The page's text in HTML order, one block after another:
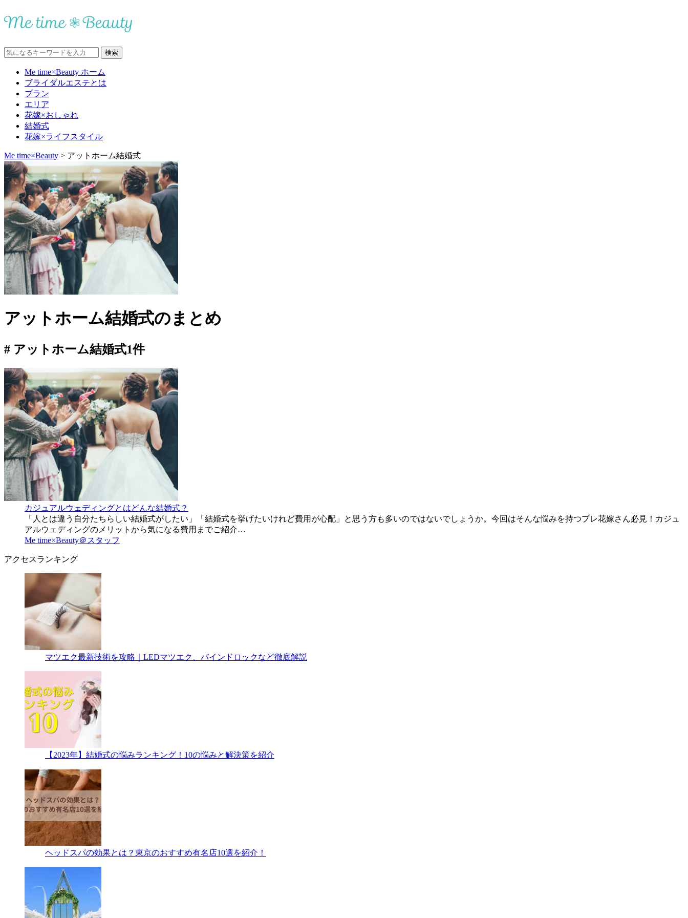
Me time×Beauty ホーム
ブライダルエステとは
プラン
エリア
花嫁×おしゃれ
結婚式
花嫁×ライフスタイル
Me time×Beauty > アットホーム結婚式
アットホーム結婚式のまとめ
# アットホーム結婚式1件
カジュアルウェディングとはどんな結婚式？
「人とは違う自分たちらしい結婚式がしたい」「結婚式を挙げたいけれど費用が心配」と思う方も多いのではないでしょうか。今回はそんな悩みを持つプレ花嫁さん必見！カジュ
アルウェディングのメリットから気になる費用までご紹介…
Me time×Beauty＠スタッフ
アクセスランキング
マツエク最新技術を攻略｜LEDマツエク、バインドロックなど徹底解説
【2023年】結婚式の悩みランキング！10の悩みと解決策を紹介
ヘッドスパの効果とは？東京のおすすめ有名店10選を紹介！